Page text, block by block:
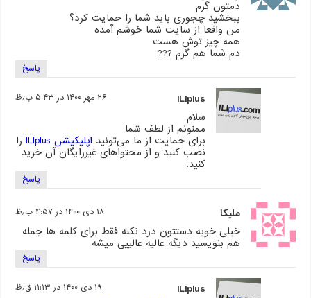
دمتون گرم
ببخشید چجوری باید شما را حمایت کرد؟
من واقعا از سایت شما خوشم آمده
همه چیز توش هست
دم شما هم گرم ???
پاسخ
ILIplus ۲۶ مهر ۱۴۰۰ در ۵:۴۳ ب٫ظ
سلام
ممنونم از لطف شما
برای حمایت از ما می‌تونید اپلیکیشن ILIplus را
نصب کنید و از محتواهای غیررایگان آن خرید
کنید.
پاسخ
ملیکا ۱۸ دی ۱۴۰۰ در ۴:۵۷ ب٫ظ
خیلی خوبه دستتون درد نکنه فقط برای کلمه ها جمله
هم بنویسید دیگه عالیه عالییی میشه
پاسخ
ILIplus ۱۹ دی ۱۴۰۰ در ۱۱:۱۳ ق٫ظ